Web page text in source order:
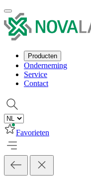
Producten
Onderneming
Service
Contact
Favorieten